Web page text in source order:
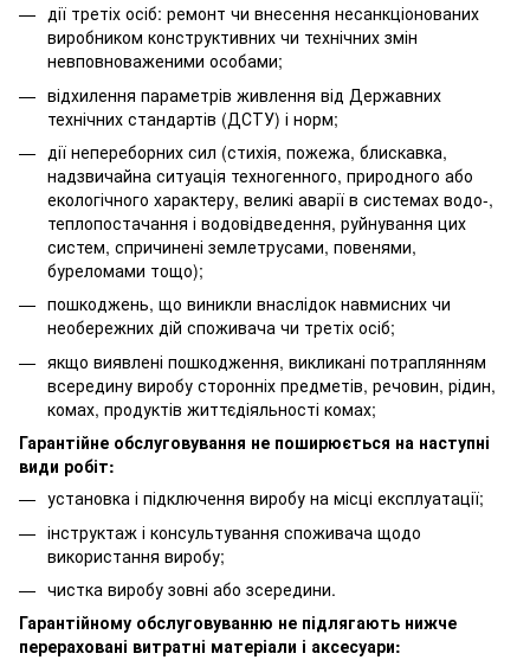
дії третіх осіб: ремонт чи внесення несанкціонованих
виробником конструктивних чи технічних змін
невповноваженими особами;
відхилення параметрів живлення від Державних
технічних стандартів (ДСТУ) і норм;
дії непереборних сил (стихія, пожежа, блискавка,
надзвичайна ситуація техногенного, природного або
екологічного характеру, великі аварії в системах водо-,
теплопостачання і водовідведення, руйнування цих
систем, спричинені землетрусами, повенями,
буреломами тощо);
пошкоджень, що виникли внаслідок навмисних чи
необережних дій споживача чи третіх осіб;
якщо виявлені пошкодження, викликані потраплянням
всередину виробу сторонніх предметів, речовин, рідин,
комах, продуктів життєдіяльності комах;
Гарантійне обслуговування не поширюється на наступні
види робіт:
установка і підключення виробу на місці експлуатації;
інструктаж і консультування споживача щодо
використання виробу;
чистка виробу зовні або зсередини.
Гарантійному обслуговуванню не підлягають нижче
перераховані витратні матеріали і аксесуари: